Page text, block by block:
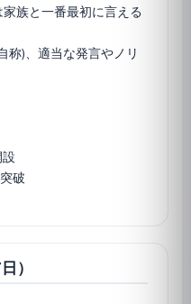
族と一番最初に言える
称)、適当な発言やノリ
破
）